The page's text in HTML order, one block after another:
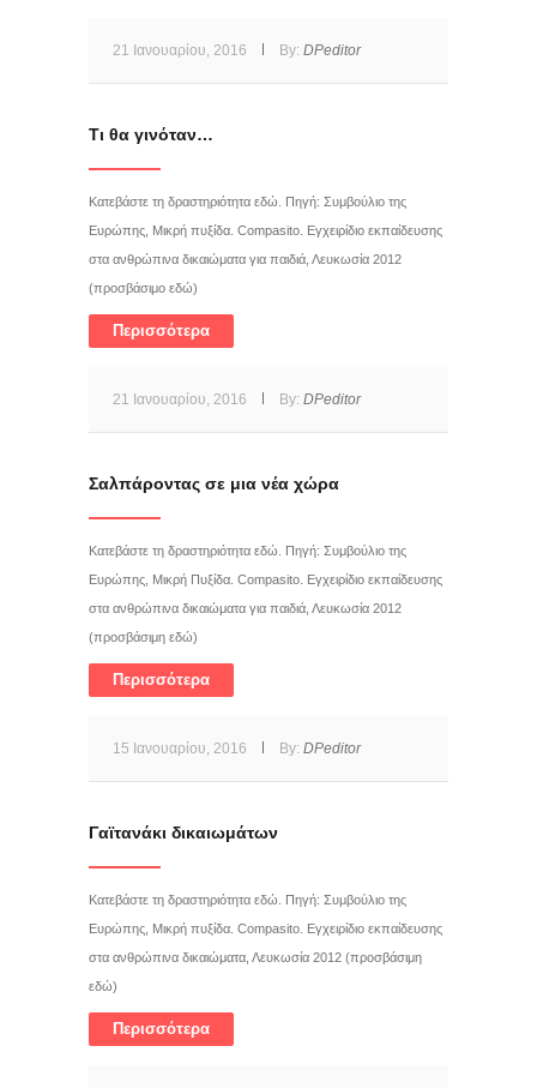
21 Ιανουαρίου, 2016 By: DPeditor
Τι θα γινόταν…
Κατεβάστε τη δραστηριότητα εδώ. Πηγή: Συμβούλιο της
Ευρώπης, Μικρή πυξίδα. Compasito. Εγχειρίδιο εκπαίδευσης
στα ανθρώπινα δικαιώματα για παιδιά, Λευκωσία 2012
(προσβάσιμο εδώ)
Περισσότερα
21 Ιανουαρίου, 2016 By: DPeditor
Σαλπάροντας σε μια νέα χώρα
Κατεβάστε τη δραστηριότητα εδώ. Πηγή: Συμβούλιο της
Ευρώπης, Μικρή Πυξίδα. Compasito. Εγχειρίδιο εκπαίδευσης
στα ανθρώπινα δικαιώματα για παιδιά, Λευκωσία 2012
(προσβάσιμη εδώ)
Περισσότερα
15 Ιανουαρίου, 2016 By: DPeditor
Γαϊτανάκι δικαιωμάτων
Κατεβάστε τη δραστηριότητα εδώ. Πηγή: Συμβούλιο της
Ευρώπης, Μικρή πυξίδα. Compasito. Εγχειρίδιο εκπαίδευσης
στα ανθρώπινα δικαιώματα, Λευκωσία 2012 (προσβάσιμη
εδώ)
Περισσότερα